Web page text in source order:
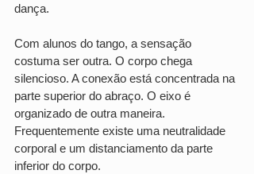
dança.
Com alunos do tango, a sensação
costuma ser outra. O corpo chega
silencioso. A conexão está concentrada na
parte superior do abraço. O eixo é
organizado de outra maneira.
Frequentemente existe uma neutralidade
corporal e um distanciamento da parte
inferior do corpo.